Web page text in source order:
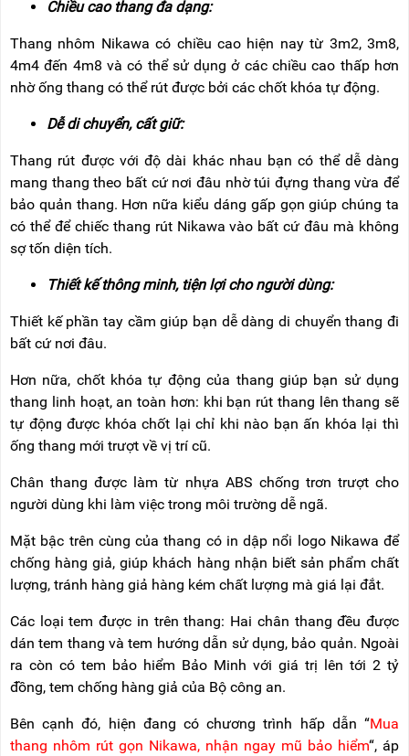
Chiều cao thang đa dạng:
Thang nhôm Nikawa có chiều cao hiện nay từ 3m2, 3m8,
4m4 đến 4m8 và có thể sử dụng ở các chiều cao thấp hơn
nhờ ống thang có thể rút được bởi các chốt khóa tự động.
Dễ di chuyển, cất giữ:
Thang rút được với độ dài khác nhau bạn có thể dễ dàng
mang thang theo bất cứ nơi đâu nhờ túi đựng thang vừa để
bảo quản thang. Hơn nữa kiểu dáng gấp gọn giúp chúng ta
có thể để chiếc thang rút Nikawa vào bất cứ đâu mà không
sợ tốn diện tích.
Thiết kế thông minh, tiện lợi cho người dùng:
Thiết kế phần tay cầm giúp bạn dễ dàng di chuyển thang đi
bất cứ nơi đâu.
Hơn nữa, chốt khóa tự động của thang giúp bạn sử dụng
thang linh hoạt, an toàn hơn: khi bạn rút thang lên thang sẽ
tự động được khóa chốt lại chỉ khi nào bạn ấn khóa lại thì
ống thang mới trượt về vị trí cũ.
Chân thang được làm từ nhựa ABS chống trơn trượt cho
người dùng khi làm việc trong môi trường dễ ngã.
Mặt bậc trên cùng của thang có in dập nổi logo Nikawa để
chống hàng giả, giúp khách hàng nhận biết sản phẩm chất
lượng, tránh hàng giả hàng kém chất lượng mà giá lại đắt.
Các loại tem được in trên thang: Hai chân thang đều được
dán tem thang và tem hướng dẫn sử dụng, bảo quản. Ngoài
ra còn có tem bảo hiểm Bảo Minh với giá trị lên tới 2 tỷ
đồng, tem chống hàng giả của Bộ công an.
Bên cạnh đó, hiện đang có chương trình hấp dẫn “Mua
thang nhôm rút gọn Nikawa, nhận ngay mũ bảo hiểm“, áp